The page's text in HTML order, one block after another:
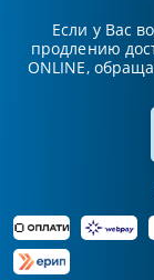
Если у Вас
продлению
ONLINE,